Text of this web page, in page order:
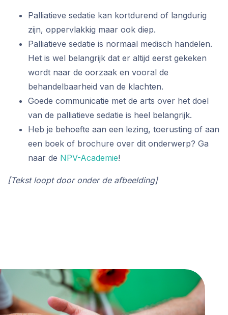
Palliatieve sedatie kan kortdurend of langdurig
zijn, oppervlakkig maar ook diep.
Palliatieve sedatie is normaal medisch handelen.
Het is wel belangrijk dat er altijd eerst gekeken
wordt naar de oorzaak en vooral de
behandelbaarheid van de klachten.
Goede communicatie met de arts over het doel
van de palliatieve sedatie is heel belangrijk.
Heb je behoefte aan een lezing, toerusting of aan
een boek of brochure over dit onderwerp? Ga
naar de NPV-Academie!
[Tekst loopt door onder de afbeelding]